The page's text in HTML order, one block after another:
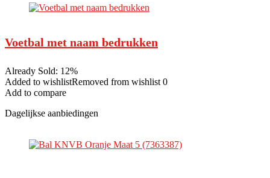
Voetbal met naam bedrukken
Already Sold: 12%
Added to wishlistRemoved from wishlist 0
Add to compare
Dagelijkse aanbiedingen